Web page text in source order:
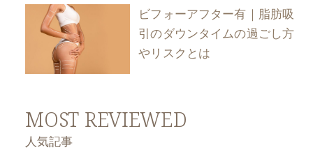
ビフォーアフター有｜脂肪吸
引のダウンタイムの過ごし方
やリスクとは
MOST REVIEWED
人気記事